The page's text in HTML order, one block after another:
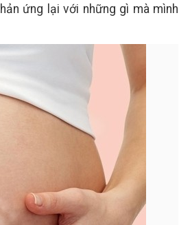
ứng lại với những gì mà mình